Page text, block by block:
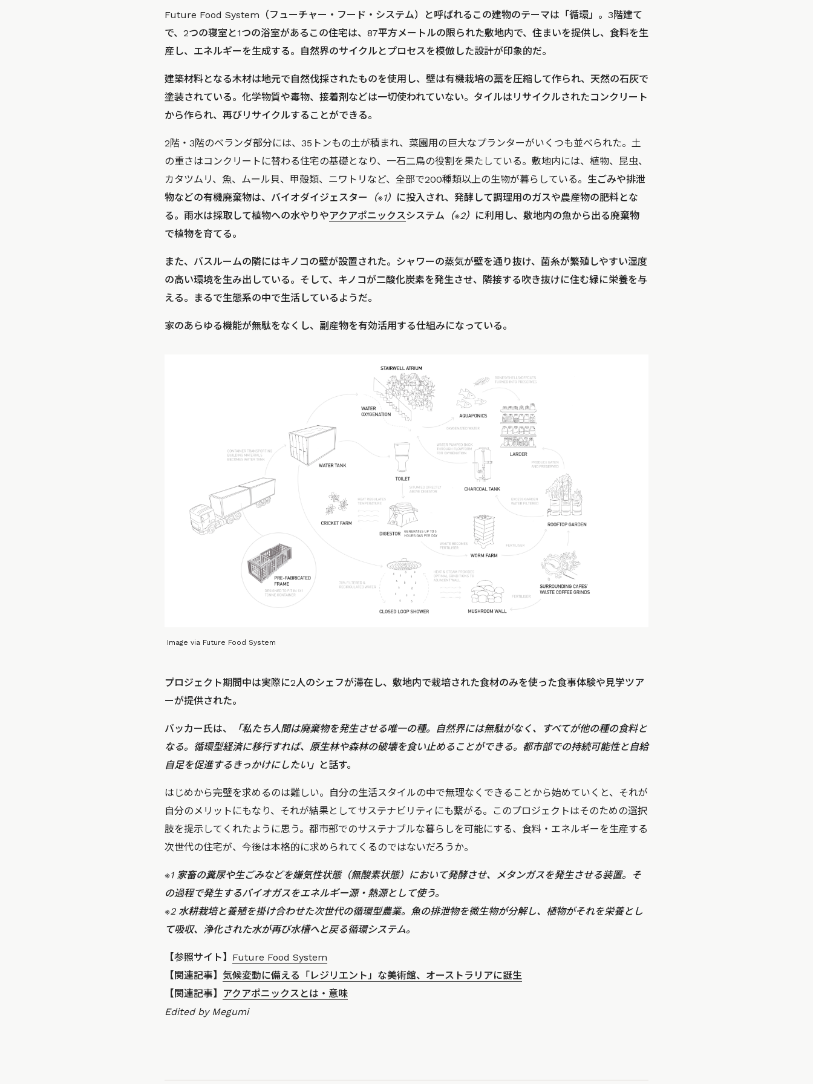
Future Food System（フューチャー・フード・システム）と呼ばれるこの建物のテーマは「循環」。3階建て
で、2つの寝室と1つの浴室があるこの住宅は、87平方メートルの限られた敷地内で、住まいを提供し、食料を生
産し、エネルギーを生成する。自然界のサイクルとプロセスを模倣した設計が印象的だ。
建築材料となる木材は地元で自然伐採されたものを使用し、壁は有機栽培の藁を圧縮して作られ、天然の石灰で
塗装されている。化学物質や毒物、接着剤などは一切使われていない。タイルはリサイクルされたコンクリート
から作られ、再びリサイクルすることができる。
2階・3階のベランダ部分には、35トンもの土が積まれ、菜園用の巨大なプランターがいくつも並べられた。土
の重さはコンクリートに替わる住宅の基礎となり、一石二鳥の役割を果たしている。敷地内には、植物、昆虫、
カタツムリ、魚、ムール貝、甲殻類、ニワトリなど、全部で200種類以上の生物が暮らしている。 生ごみや排泄
物などの有機廃棄物は、バイオダイジェスター
（※1） に投入され、発酵して調理用のガスや農産物の肥料とな
る。雨水は採取して植物への水やりやアクアポニックスシステム （※2） に利用し、敷地内の魚から出る廃棄物
で植物を育てる。
また、バスルームの隣にはキノコの壁が設置された。シャワーの蒸気が壁を通り抜け、菌糸が繁殖しやすい湿度
の高い環境を生み出している。そして、キノコが二酸化炭素を発生させ、隣接する吹き抜けに住む緑に栄養を与
える。まるで生態系の中で生活しているようだ。
家のあらゆる機能が無駄をなくし、副産物を有効活用する仕組みになっている。
Image via Future Food System
プロジェクト期間中は実際に2人のシェフが滞在し、敷地内で栽培された食材のみを使った食事体験や見学ツア
ーが提供された。
バッカー氏は、
「私たち人間は廃棄物を発生させる唯一の種。自然界には無駄がなく、すべてが他の種の食料と
なる。循環型経済に移行すれば、原生林や森林の破壊を食い止めることができる。都市部での持続可能性と自給
自足を促進するきっかけにしたい」 と話す。
はじめから完璧を求めるのは難しい。自分の生活スタイルの中で無理なくできることから始めていくと、それが
自分のメリットにもなり、それが結果としてサステナビリティにも繋がる。このプロジェクトはそのための選択
肢を提示してくれたように思う。都市部でのサステナブルな暮らしを可能にする、食料・エネルギーを生産する
次世代の住宅が、今後は本格的に求められてくるのではないだろうか。
※1 家畜の糞尿や生ごみなどを嫌気性状態（無酸素状態）において発酵させ、メタンガスを発生させる装置。そ
の過程で発生するバイオガスをエネルギー源・熱源として使う。
※2 水耕栽培と養殖を掛け合わせた次世代の循環型農業。魚の排泄物を微生物が分解し、植物がそれを栄養とし
て吸収、浄化された水が再び水槽へと戻る循環システム。
【参照サイト】 Future Food System
【関連記事】 気候変動に備える「レジリエント」な美術館、オーストラリアに誕生
【関連記事】
アクアポニックスとは・意味
Edited by Megumi